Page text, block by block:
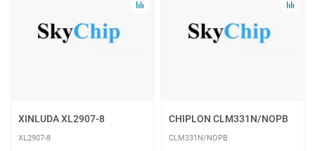
XINLUDA XL2907-8
XL2907-8
CHIPLON CLM331N/NOPB
CLM331N/NOPB